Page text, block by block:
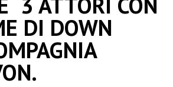
DI DOWN